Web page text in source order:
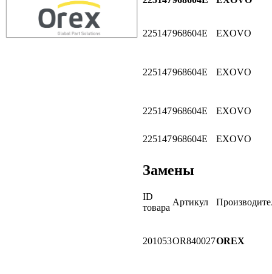
225147968604E EXOVO
225147968604E EXOVO
225147968604E EXOVO
225147968604E EXOVO
Замены
ID
товара
Артикул
201053OR840027OREX